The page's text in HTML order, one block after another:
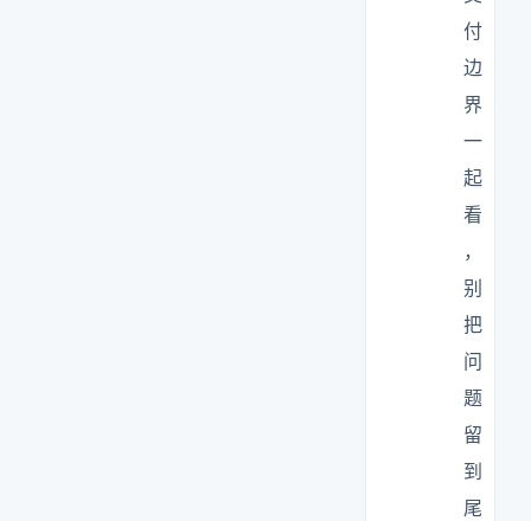
付
边
界
一
起
看
，
别
把
问
题
留
到
尾